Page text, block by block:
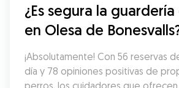
¿Es segura la
en Olesa de
¡Absolutamente! Con 56 reservas
día y 78 opiniones positivas de
perros, los cuidadores que